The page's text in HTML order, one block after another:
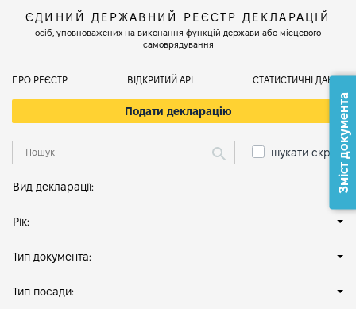
ЄДИНИЙ ДЕРЖАВНИЙ РЕЄСТР ДЕКЛАРАЦІЙ
осіб, уповноважених на виконання функцій держави або місцевого
самоврядування
ПРО РЕЄСТР ВІДКРИТИЙ АРІ СТАТИСТИЧНІ ДАНІ
Подати декларацію
шукати скрізь
Вид декларації:
Рік:
Тип документа:
Тип посади:
Зміст документа